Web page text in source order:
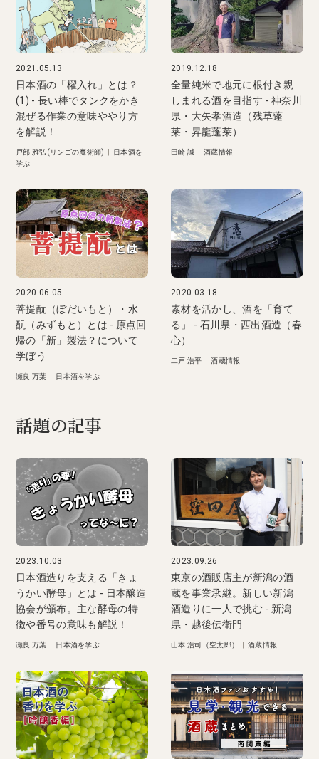
2021.05.13
日本酒の「櫂入れ」とは？
(1) - 長い棒でタンクをかき
混ぜる作業の意味ややり方
を解説！
戸部 雅弘(リンゴの魔術師)
日本酒を
学ぶ
2019.12.18
全量純米で地元に根付き親
しまれる酒を目指す - 神奈川
県・大矢孝酒造（残草蓬
莱・昇龍蓬莱）
田崎 誠 |酒蔵情報
2020.06.05
菩提酛（ぼだいもと）・水
酛（みずもと）とは - 原点回
帰の「新」製法？について
学ぼう
瀬良 万葉 日本酒を学ぶ
2020.03.18
素材を活かし、酒を「育て
る」 - 石川県・西出酒造（春
心）
二戸 浩平 |酒蔵情報
話題の記事
2023.10.03
日本酒造りを支える「きょ
うかい酵母」とは - 日本醸造
協会が頒布。主な酵母の特
徴や番号の意味も解説！
瀬良 万葉 日本酒を学ぶ
2023.09.26
東京の酒販店主が新潟の酒
蔵を事業承継。新しい新潟
酒造りに一人で挑む - 新潟
県・越後伝衛門
山本 浩司（空太郎） 酒蔵情報